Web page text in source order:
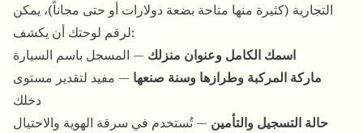
التجارية (كثيرة منها متاحة بضعة دولارات أو حتى مجاناً)، يمكن
لرقم لوحتك أن يكشف:
اسمك الكامل وعنوان منزلك — المسجل باسم السيارة
ماركة المركبة وطرازها وسنة صنعها — مفيد لتقدير مستوى
دخلك
حالة التسجيل والتأمين — تُستخدم في سرقة الهوية والاحتيال